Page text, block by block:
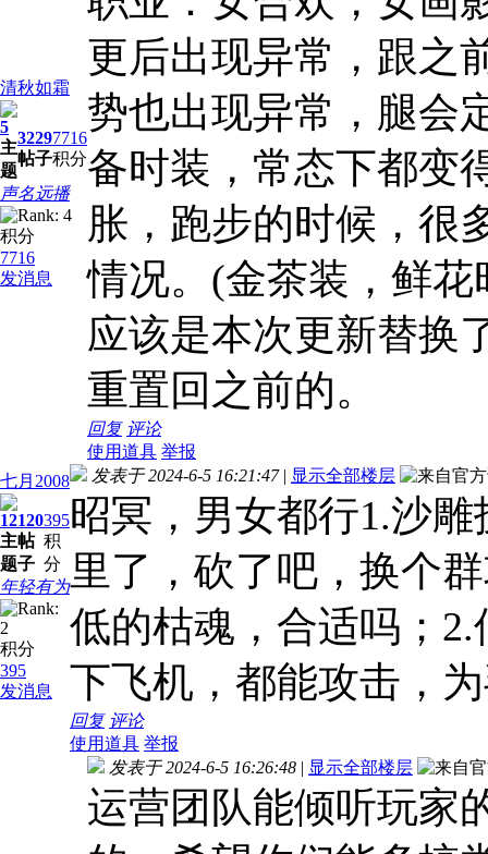
清秋如霜
5
主
题
3229
帖子
7716
积分
声名远播
积分
7716
发消息
更后出现异常，跟之
势也出现异常，腿会
备时装，常态下都变
胀，跑步的时候，很
情况。(金茶装，鲜
应该是本次更新替换
重置回之前的。
回复 评论
使用道具 举报
七月2008
12
主
题
120
帖
子
395
积
分
年轻有为
积分
395
发消息
发表于 2024-6-5 16:21:47 | 显示全部楼层
昭冥，男女都行1.沙
里了，砍了吧，换个
低的枯魂，合适吗；
下飞机，都能攻击，
回复 评论
使用道具 举报
发表于 2024-6-5 16:26:48 | 显示全部楼层
运营团队能倾听玩家